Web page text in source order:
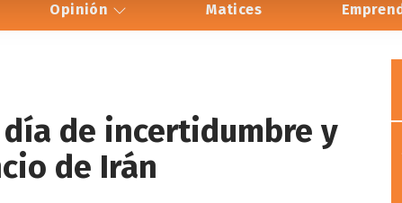
Opinión Matices
de incertidumbre y
de Irán